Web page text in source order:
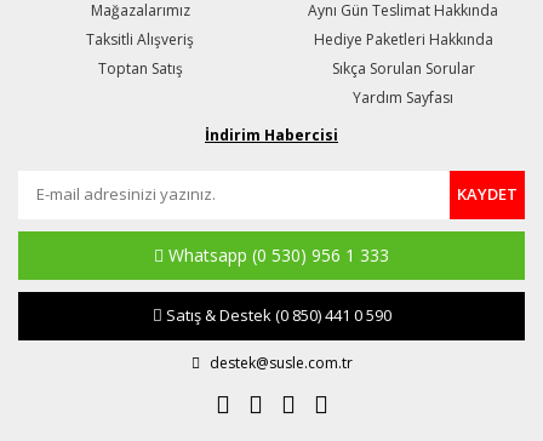
Mağazalarımız
Taksitli Alışveriş
Toptan Satış
Aynı Gün Teslimat Hakkında
Hediye Paketleri Hakkında
Sıkça Sorulan Sorular
Yardım Sayfası
İndirim Habercisi
KAYDET
Whatsapp (0 530) 956 1 333
Satış & Destek(0 850) 441 0 590
destek@susle.com.tr